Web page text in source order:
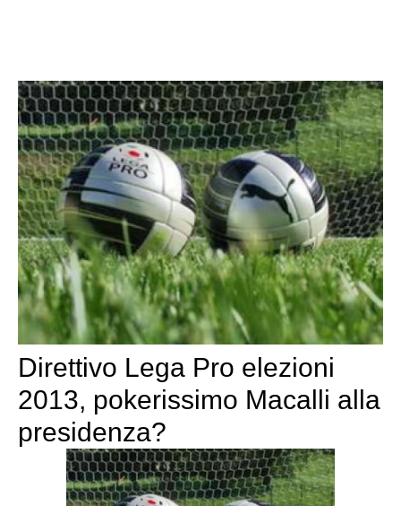
Direttivo Lega Pro elezioni
2013, pokerissimo Macalli alla
presidenza?